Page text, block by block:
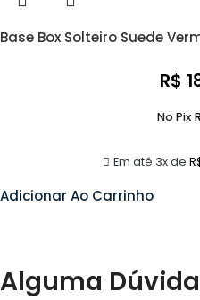
Base Box Solteiro Suede
R$
Em até 3x de
No Pix
Adicionar Ao Carrinho
Alguma